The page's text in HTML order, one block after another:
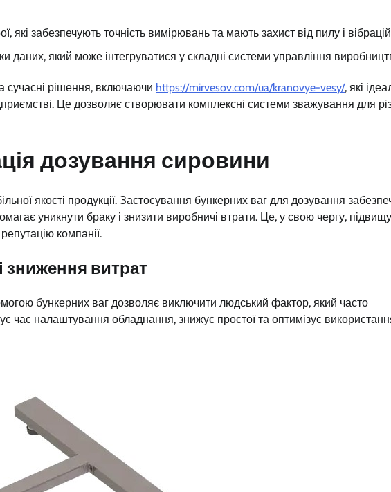
які забезпечують точність вимірювань та мають захист від пилу і
даних, який може інтегруватися у складні системи управління
сучасні рішення, включаючи https://mirvesov.com/ua/kranovye-vesy/, які
Це дозволяє створювати комплексні системи зважування для
дозування сировини
якості продукції. Застосування бункерних ваг для дозування
уникнути браку і знизити виробничі втрати. Це, у свою чергу,
компанії.
зниження витрат
бункерних ваг дозволяє виключити людський фактор, який часто
час налаштування обладнання, знижує простої та оптимізує